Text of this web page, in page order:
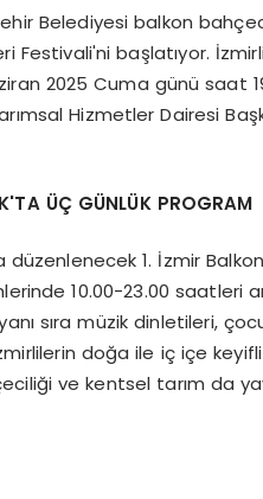
Belediyesi balkon
Festivali'ni başlatıyor.
2025 Cuma günü saat
Hizmetler Dairesi
ÜÇ GÜNLÜK PROGRAM
1. İzmir
10.00-23.00 saatleri
sıra müzik dinletileri,
doğa ile iç içe
ve kentsel tarım da